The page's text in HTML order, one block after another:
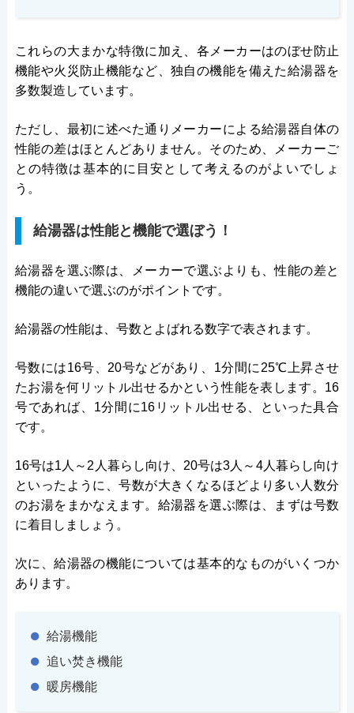
これらの大まかな特徴に加え、各メーカーはのぼせ防止
機能や火災防止機能など、独自の機能を備えた給湯器を
多数製造しています。
ただし、最初に述べた通りメーカーによる給湯器自体の
性能の差はほとんどありません。そのため、メーカーご
との特徴は基本的に目安として考えるのがよいでしょ
う。
給湯器は性能と機能で選ぼう！
給湯器を選ぶ際は、メーカーで選ぶよりも、性能の差と
機能の違いで選ぶのがポイントです。
給湯器の性能は、号数とよばれる数字で表されます。
号数には16号、20号などがあり、1分間に25℃上昇させ
たお湯を何リットル出せるかという性能を表します。16
号であれば、1分間に16リットル出せる、といった具合
です。
16号は1人～2人暮らし向け、20号は3人～4人暮らし向け
といったように、号数が大きくなるほどより多い人数分
のお湯をまかなえます。給湯器を選ぶ際は、まずは号数
に着目しましょう。
次に、給湯器の機能については基本的なものがいくつか
あります。
給湯機能
追い焚き機能
暖房機能